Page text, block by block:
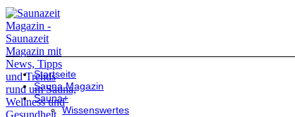
Startseite
Sauna Magazin
Sauna+
Wissenswertes